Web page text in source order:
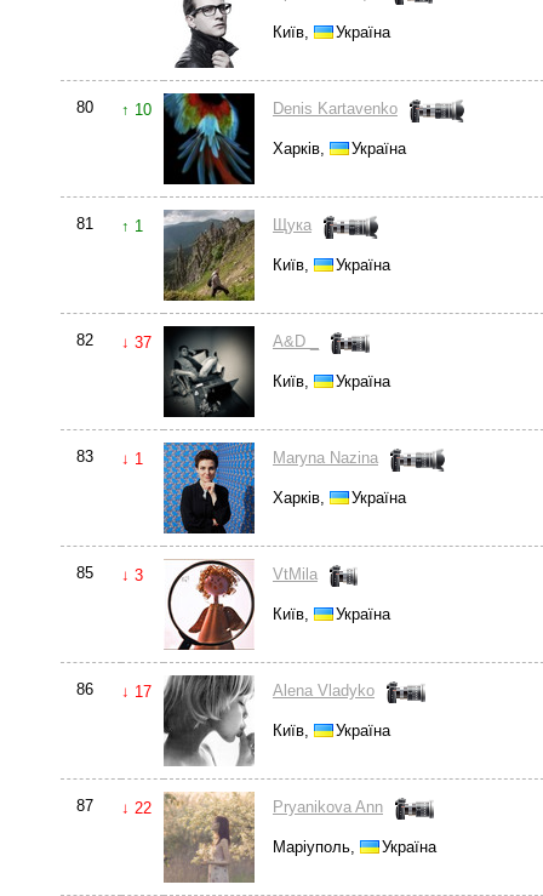
Київ, Україна
80 ↑ 10 Denis Kartavenko
Харків, Україна
81 ↑ 1 Щука
Київ, Україна
82 ↓ 37 A&D _
Київ, Україна
83 ↓ 1 Maryna Nazina
Харків, Україна
85 ↓ 3 VtMila
Київ, Україна
86 ↓ 17 Alena Vladyko
Київ, Україна
87 ↓ 22 Pryanikova Ann
Маріуполь, Україна